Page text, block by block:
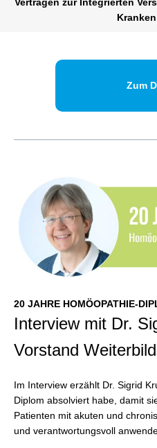
Zum
20 JAHRE HOMÖOPATHIE-
Interview mit Dr.
Vorstand
Im Interview erzählt Dr. Sigrid
Diplom absolviert habe, damit
Patienten mit akuten und
und verantwortungsvoll